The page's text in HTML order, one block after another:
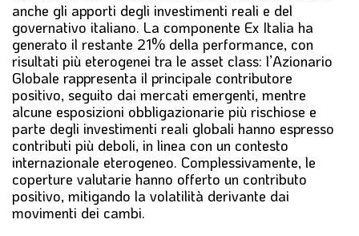
anche gli apporti degli investimenti reali e del
governativo italiano. La componente Ex Italia ha
generato il restante 21% della performance, con
risultati più eterogenei tra le asset class: l’Azionario
Globale rappresenta il principale contributore
positivo, seguito dai mercati emergenti, mentre
alcune esposizioni obbligazionarie più rischiose e
parte degli investimenti reali globali hanno espresso
contributi più deboli, in linea con un contesto
internazionale eterogeneo. Complessivamente, le
coperture valutarie hanno offerto un contributo
positivo, mitigando la volatilità derivante dai
movimenti dei cambi.